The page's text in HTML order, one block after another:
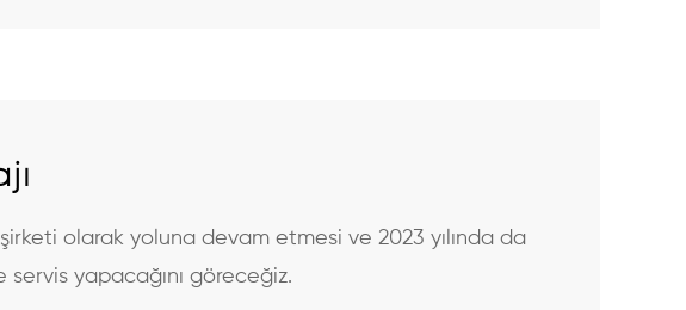
olarak yoluna devam etmesi ve 2023 yılında da
servis yapacağını göreceğiz.